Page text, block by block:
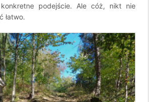
podejście. Ale cóż, nikt nie
łatwo.